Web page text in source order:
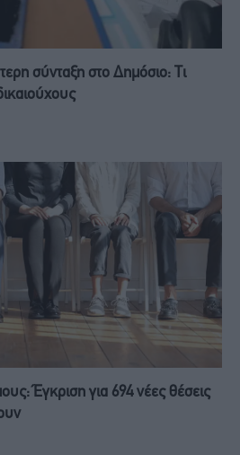
σύνταξη στο Δημόσιο: Τι
Έγκριση για 694 νέες θέσεις